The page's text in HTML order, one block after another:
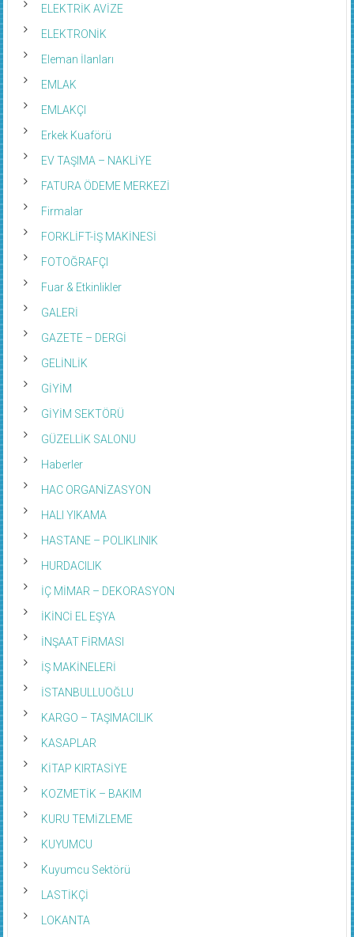
ELEKTRİK AVİZE
ELEKTRONİK
Eleman İlanları
EMLAK
EMLAKÇI
Erkek Kuaförü
EV TAŞIMA – NAKLİYE
FATURA ÖDEME MERKEZİ
Firmalar
FORKLİFT-İŞ MAKİNESİ
FOTOĞRAFÇI
Fuar & Etkinlikler
GALERİ
GAZETE – DERGİ
GELİNLİK
GİYİM
GİYİM SEKTÖRÜ
GÜZELLİK SALONU
Haberler
HAC ORGANİZASYON
HALI YIKAMA
HASTANE – POLIKLINIK
HURDACILIK
İÇ MİMAR – DEKORASYON
İKİNCİ EL EŞYA
İNŞAAT FİRMASI
İŞ MAKİNELERİ
İSTANBULLUOĞLU
KARGO – TAŞIMACILIK
KASAPLAR
KİTAP KIRTASİYE
KOZMETİK – BAKIM
KURU TEMİZLEME
KUYUMCU
Kuyumcu Sektörü
LASTİKÇİ
LOKANTA